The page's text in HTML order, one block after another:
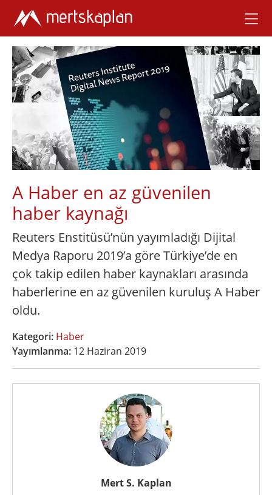
A Haber en az güvenilen
haber kaynağı
Reuters Enstitüsü’nün yayımladığı Dijital
Medya Raporu 2019’a göre Türkiye’de en
çok takip edilen haber kaynakları arasında
haberlerine en az güvenilen kuruluş A Haber
oldu.
Kategori: Haber
Yayımlanma: 12 Haziran 2019
Mert S. Kaplan